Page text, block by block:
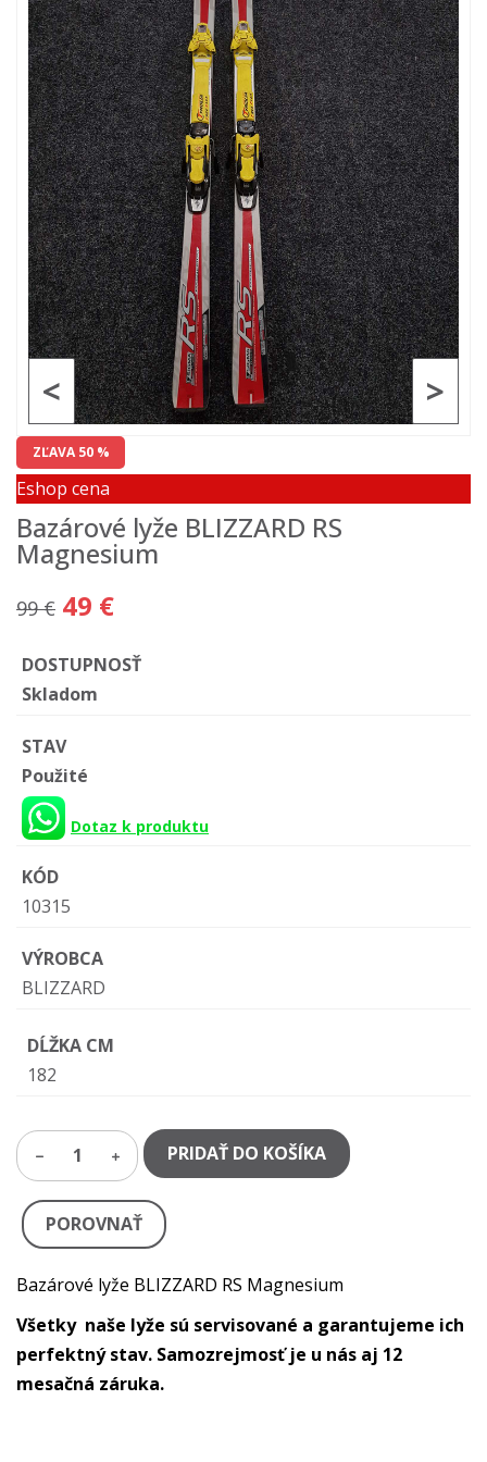
>
<
ZĽAVA 50 %
Eshop cena
Bazárové lyže BLIZZARD RS
Magnesium
99 € 49 €
DOSTUPNOSŤ
Skladom
STAV
Použité
Dotaz k produktu
KÓD
10315
VÝROBCA
BLIZZARD
DĹŽKA CM
182
1 PRIDAŤ DO KOŠÍKA
POROVNAŤ
Bazárové lyže BLIZZARD RS Magnesium
Všetky naše lyže sú servisované a garantujeme ich
perfektný stav. Samozrejmosť je u nás aj 12
mesačná záruka.